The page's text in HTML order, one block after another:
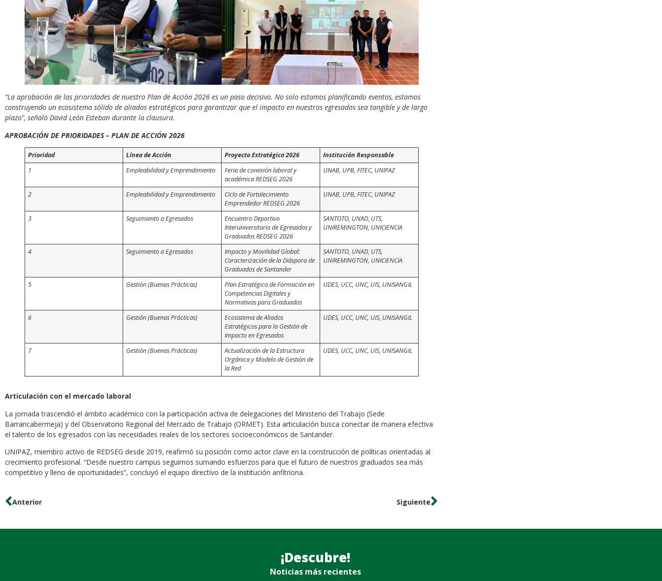
“La aprobación de las prioridades de nuestro Plan de Acción 2026 es un paso decisivo. No solo estamos planificando eventos, estamos
construyendo un ecosistema sólido de aliados estratégicos para garantizar que el impacto en nuestros egresados sea tangible y de largo
plazo”, señaló David León Esteban durante la clausura.
APROBACIÓN DE PRIORIDADES – PLAN DE ACCIÓN 2026
Prioridad Línea de Acción Proyecto Estratégico 2026
Institución Responsable
1
Empleabilidad y Emprendimiento
Feria de conexión laboral y
académica REDSEG 2026
UNAB, UPB, FITEC, UNIPAZ
2 Empleabilidad y Emprendimiento
Ciclo de Fortalecimiento
Emprendedor REDSEG 2026
UNAB, UPB, FITEC, UNIPAZ
3 Seguimiento a Egresados
Encuentro Deportivo
Interuniversitario de Egresados y
Graduados REDSEG 2026
SANTOTO, UNAD, UTS,
UNIREMINGTON, UNICIENCIA
4 Seguimiento a Egresados
Impacto y Movilidad Global:
Caracterización de la Diáspora de
Graduados de Santander
SANTOTO, UNAD, UTS,
UNIREMINGTON, UNICIENCIA
5 Gestión (Buenas Prácticas)
Plan Estratégico de Formación en
Competencias Digitales y
Normativas para Graduados
UDES, UCC, UNC, UIS, UNISANGIL
6 Gestión (Buenas Prácticas)
Ecosistema de Aliados
Estratégicos para la Gestión de
Impacto en Egresados
UDES, UCC, UNC, UIS, UNISANGIL
7 Gestión (Buenas Prácticas)
Actualización de la Estructura
Orgánica y Modelo de Gestión de
la Red
UDES, UCC, UNC, UIS, UNISANGIL
Articulación con el mercado laboral
La jornada trascendió el ámbito académico con la participación activa de delegaciones del Ministerio del Trabajo (Sede
Barrancabermeja) y del Observatorio Regional del Mercado de Trabajo (ORMET). Esta articulación busca conectar de manera efectiva
el talento de los egresados con las necesidades reales de los sectores socioeconómicos de Santander.
UNIPAZ, miembro activo de REDSEG desde 2019, reafirmó su posición como actor clave en la construcción de políticas orientadas al
crecimiento profesional. “Desde nuestro campus seguimos sumando esfuerzos para que el futuro de nuestros graduados sea más
competitivo y lleno de oportunidades”, concluyó el equipo directivo de la institución anfitriona.
Anterior Siguiente
¡Descubre!
Noticias más recientes